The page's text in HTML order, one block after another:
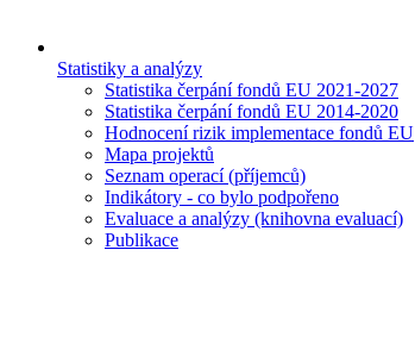
Statistiky a analýzy
Statistika čerpání fondů EU 2021-2027
Statistika čerpání fondů EU 2014-2020
Hodnocení rizik implementace fondů EU
Mapa projektů
Seznam operací (příjemců)
Indikátory - co bylo podpořeno
Evaluace a analýzy (knihovna evaluací)
Publikace